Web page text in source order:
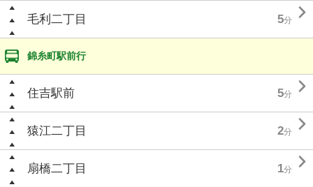
毛利二丁目 5分 
錦糸町駅前行
住吉駅前 5分 
猿江二丁目 2分 
扇橋二丁目 1分 